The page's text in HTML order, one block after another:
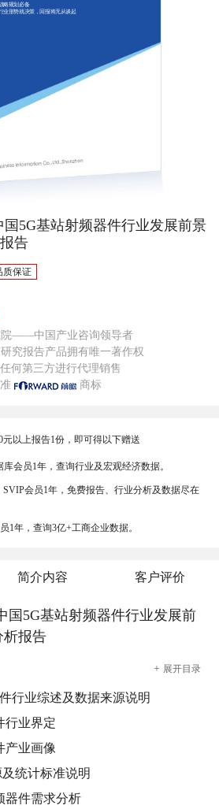
略规划必备
业形势就决策，回报将无从谈起
国5G基站射频器件行业发展前景
告
质保证
院——中国产业咨询领导者
究报告产品拥有唯一著作权
三方进行代理销售
商标
元以上报告1份，即可得以下赠送
会员1年，查询行业及宏观经济数据。
会员1年，免费报告、行业分析及数据尽在
1年，查询3亿+工商企业数据。
简介内容 客户评价
国5G基站射频器件行业发展前
析报告
+ 展开目录
行业综述及数据来源说明
行业界定
产业画像
统计标准说明
器件需求分析